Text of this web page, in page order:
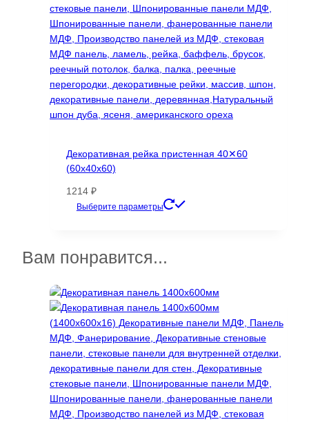
странице
товара.
Декоративная рейка пристенная 40✕60
(60х40х60)
1214 ₽
Выберите параметры
можно
выбрать
на
странице
товара.
Вам понравится...